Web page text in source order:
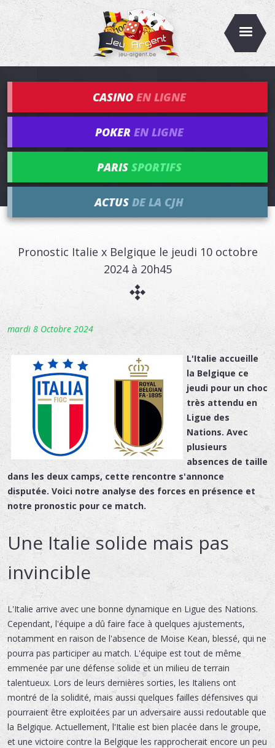
CASINO EN LIGNE
POKER EN LIGNE
PARIS SPORTIFS
ACTUS DE LA CJH
Pronostic Italie x Belgique le jeudi 10 octobre
2024 à 20h45
mardi 8 Octobre 2024
L'Italie accueille
la Belgique ce
jeudi pour un choc
très attendu en
Ligue des
Nations. Avec
plusieurs
absences de taille
dans les deux camps, cette rencontre s'annonce
disputée. Voici notre analyse des forces en présence et
notre pronostic pour ce match.
Une Italie solide mais pas
invincible
L'Italie arrive avec une bonne dynamique en Ligue des Nations.
Cependant, l'équipe a dû faire face à quelques ajustements,
notamment en raison de l'absence de Moise Kean, blessé, qui ne
pourra pas participer au match. L'équipe est tout de même
emmenée par une défense solide et un milieu de terrain
talentueux. Lors de leurs dernières sorties, les Italiens ont
montré de la solidité, mais aussi quelques failles défensives qui
pourraient être exploitées par un adversaire aussi redoutable que
la Belgique. Actuellement, l'Italie est bien placée dans le groupe,
et une victoire contre la Belgique les rapprocherait encore un peu